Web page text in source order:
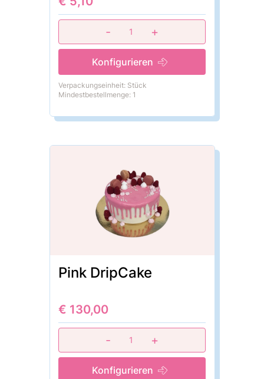
- 1 +
Konfigurieren
Verpackungseinheit: Stück
Mindestbestellmenge: 1
Pink DripCake
€ 130,00
- 1 +
Konfigurieren